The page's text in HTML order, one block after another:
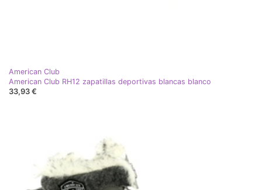
American Club
American Club RH12 zapatillas deportivas blancas blanco
33,93 €